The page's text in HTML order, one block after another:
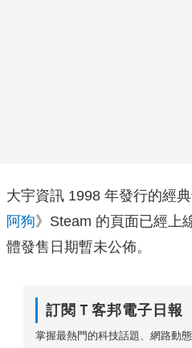
大宇資訊 1998 年發行的經
阿狗》Steam 的頁面已經上
體發售日期暫未公佈。
訂閱Ｔ客邦電子日報
掌握最熱門的科技話題、網路動